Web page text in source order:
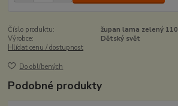
Číslo produktu:
župan lama zelený 110
Výrobce:
Dětský svět
Hlídat cenu / dostupnost
Do oblíbených
Podobné produkty